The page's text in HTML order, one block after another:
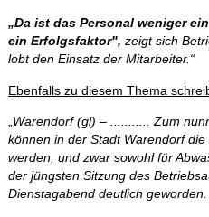
„Da ist das Personal weniger
ein Erfolgsfaktor", zeigt sich
lobt den Einsatz der Mitarbeiter.“
Ebenfalls zu diesem Thema
Warendorf (gl) – ...........
Zum
können in der Stadt Warendorf
werden, und zwar sowohl für
der jüngsten Sitzung des
Dienstagabend deutlich geworden.